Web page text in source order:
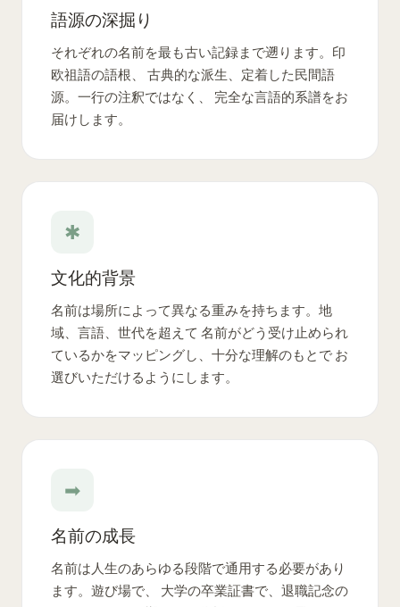
語源の深掘り
それぞれの名前を最も古い記録まで遡ります。印
欧祖語の語根、 古典的な派生、定着した民間語
源。一行の注釈ではなく、 完全な言語的系譜をお
届けします。
✱
文化的背景
名前は場所によって異なる重みを持ちます。地
域、言語、世代を超えて 名前がどう受け止められ
ているかをマッピングし、十分な理解のもとで お
選びいただけるようにします。
➡
名前の成長
名前は人生のあらゆる段階で通用する必要があり
ます。遊び場で、 大学の卒業証書で、退職記念の